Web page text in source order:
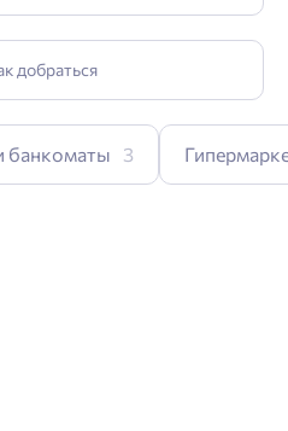
добраться
банкоматы 3